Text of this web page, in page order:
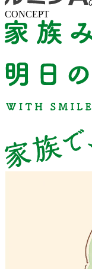
CONCEPT